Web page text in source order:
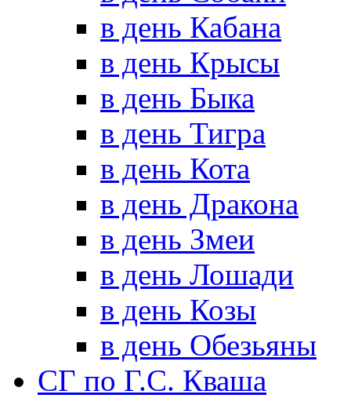
в день Кабана
в день Крысы
в день Быка
в день Тигра
в день Кота
в день Дракона
в день Змеи
в день Лошади
в день Козы
в день Обезьяны
СГ по Г.С. Кваша